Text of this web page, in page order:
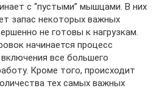
с “пустыми” мышцами. В них
запас некоторых важных
не готовы к нагрузкам.
начинается процесс
все большего
Кроме того, происходит
тех самых важных